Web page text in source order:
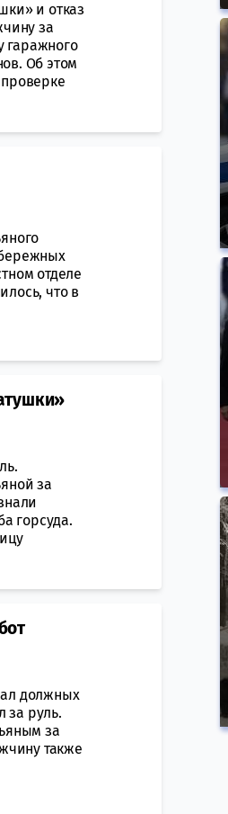
и отказ
за
гаражного
Об этом
отделе
что в
за
горсуда.
должных
за руль.
за
также